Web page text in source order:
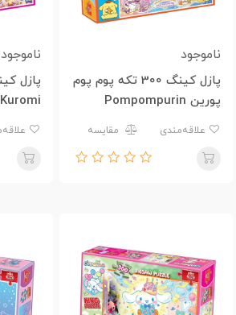
ناموجود
پازل کینگ 300 تکه پوم پوم
پورین Pompompurin
مقایسه
ناموجود
Kuromi